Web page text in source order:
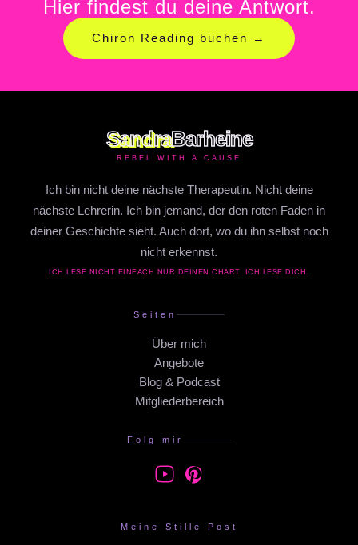
Hier findest du deine Antwort.
Chiron Reading buchen →
SandraBarheine
REBEL WITH A CAUSE
Ich bin nicht deine nächste Therapeutin. Nicht deine
nächste Lehrerin. Ich bin jemand, der den roten Faden in
deiner Geschichte sieht. Auch dort, wo du ihn selbst noch
nicht erkennst.
ICH LESE NICHT EINFACH NUR DEINEN CHART. ICH LESE DICH.
Seiten
Über mich
Angebote
Blog & Podcast
Mitgliederbereich
Folg mir
Meine Stille Post